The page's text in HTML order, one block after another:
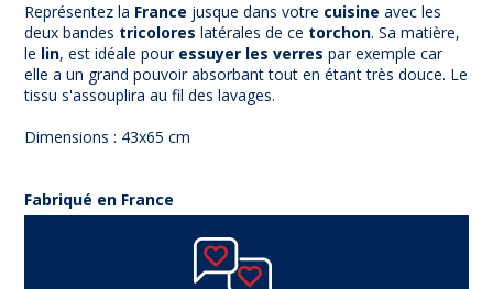
Représentez la France jusque dans votre cuisine avec les
deux bandes tricolores latérales de ce torchon. Sa matière,
le lin, est idéale pour essuyer les verres par exemple car
elle a un grand pouvoir absorbant tout en étant très douce. Le
tissu s'assouplira au fil des lavages.
Dimensions : 43x65 cm
Fabriqué en France